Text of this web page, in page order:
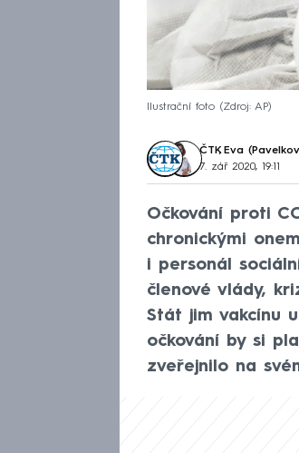
Ilustrační foto Zdroj: AP
ČTK, Eva
7. zář 2020, 19:11
Očkování proti
chronickými
i personál
členové vlády,
Stát jim vakcínu
očkování by si
zveřejnilo na